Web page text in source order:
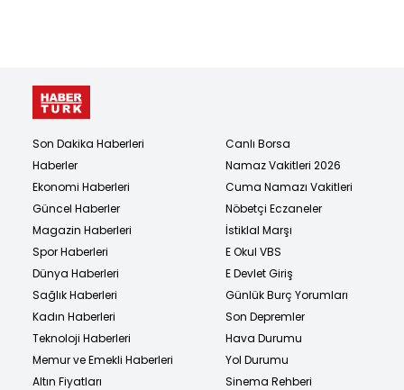
Son Dakika Haberleri
Haberler
Ekonomi Haberleri
Güncel Haberler
Magazin Haberleri
Spor Haberleri
Dünya Haberleri
Sağlık Haberleri
Kadın Haberleri
Teknoloji Haberleri
Memur ve Emekli Haberleri
Altın Fiyatları
Canlı Borsa
Namaz Vakitleri 2026
Cuma Namazı Vakitleri
Nöbetçi Eczaneler
İstiklal Marşı
E Okul VBS
E Devlet Giriş
Günlük Burç Yorumları
Son Depremler
Hava Durumu
Yol Durumu
Sinema Rehberi